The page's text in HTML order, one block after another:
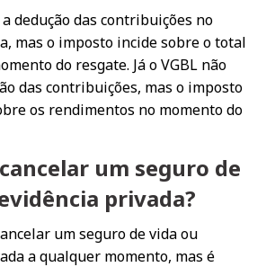
dedução das contribuições no
mas o imposto incide sobre o total
do resgate. Já o VGBL não
das contribuições, mas o imposto
os rendimentos no momento do
um seguro de
privada?
um seguro de vida ou
a qualquer momento, mas é